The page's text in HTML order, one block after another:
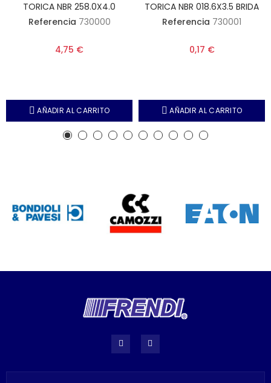
TORICA NBR 258.0X4.0
Referencia 730000
4,75 €
AÑADIR AL CARRITO
TORICA NBR 018.6X3.5 BRIDA
Referencia 730001
0,17 €
AÑADIR AL CARRITO